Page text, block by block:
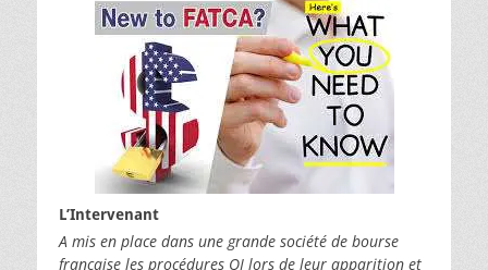
L’Intervenant
A mis en place dans une grande société de bourse
française les procédures QI lors de leur apparition et